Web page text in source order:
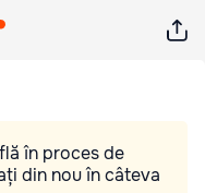
în proces de
din nou în câteva